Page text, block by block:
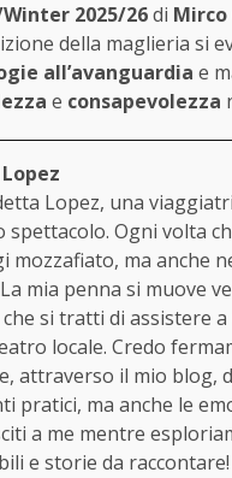
2025/26di
della maglieria si
all’avanguardia e
e consapevolezza
Lopez, una
spettacolo. Ogni volta
mozzafiato, ma anche
mia penna si muove
si tratti di assistere
locale. Credo
attraverso il mio blog,
pratici, ma anche le
a me mentre
e storie da raccontare!